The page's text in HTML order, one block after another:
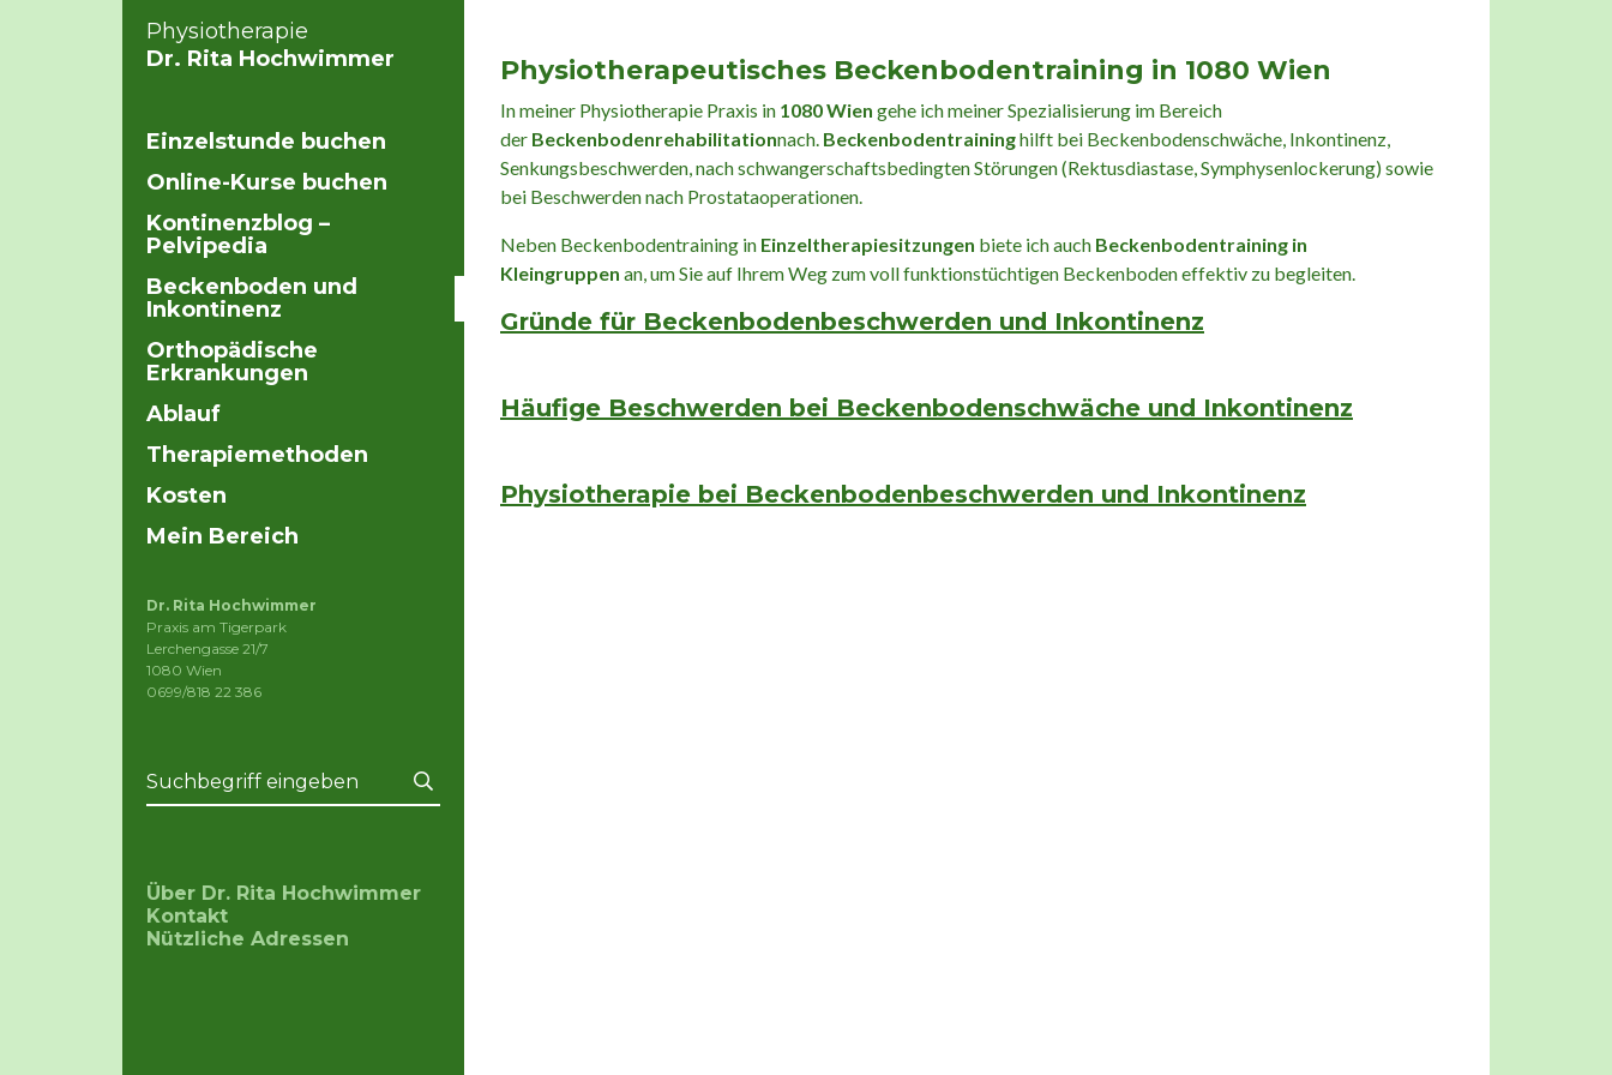
Physiotherapie
Dr. Rita Hochwimmer
Einzelstunde buchen
Online-Kurse buchen
Kontinenzblog –
Pelvipedia
Beckenboden und
Inkontinenz
Orthopädische
Erkrankungen
Ablauf
Therapiemethoden
Kosten
Mein Bereich
Dr. Rita Hochwimmer
Praxis am Tigerpark
Lerchengasse 21/7
1080 Wien
0699/818 22 386
Über Dr. Rita Hochwimmer
Kontakt
Nützliche Adressen
Physiotherapeutisches Beckenbodentraining in 1080 Wien
In meiner Physiotherapie Praxis in 1080 Wien gehe ich meiner Spezialisierung im Bereich
der Beckenbodenrehabilitationnach. Beckenbodentraininghilft bei Beckenbodenschwäche, Inkontinenz,
Senkungsbeschwerden, nach schwangerschaftsbedingten Störungen (Rektusdiastase, Symphysenlockerung) sowie
bei Beschwerden nach Prostataoperationen.
Neben Beckenbodentraining in Einzeltherapiesitzungen biete ich auch Beckenbodentraining in
Kleingruppen an, um Sie auf Ihrem Weg zum voll funktionstüchtigen Beckenboden effektiv zu begleiten.
Gründe für Beckenbodenbeschwerden und Inkontinenz
Häufige Beschwerden bei Beckenbodenschwäche und Inkontinenz
Physiotherapie bei Beckenbodenbeschwerden und Inkontinenz